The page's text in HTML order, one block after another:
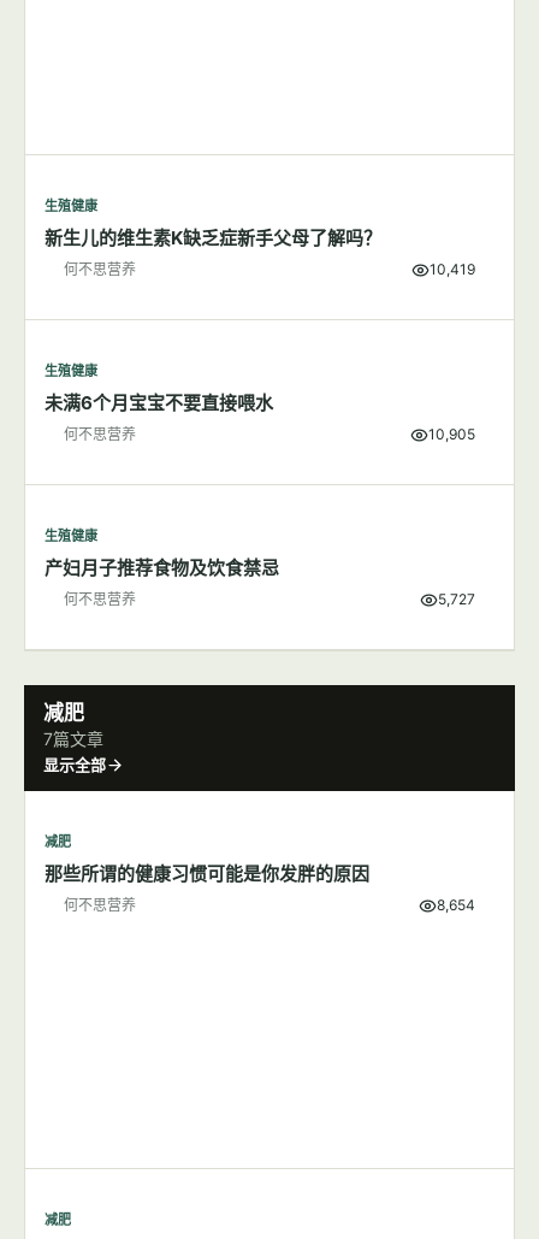
生殖健康
新生儿的维生素K缺乏症新手父母了解吗？
何不思营养 10,419
生殖健康
未满6个月宝宝不要直接喂水
何不思营养 10,905
生殖健康
产妇月子推荐食物及饮食禁忌
何不思营养 5,727
减肥
7篇文章
显示全部
减肥
那些所谓的健康习惯可能是你发胖的原因
何不思营养 8,654
减肥